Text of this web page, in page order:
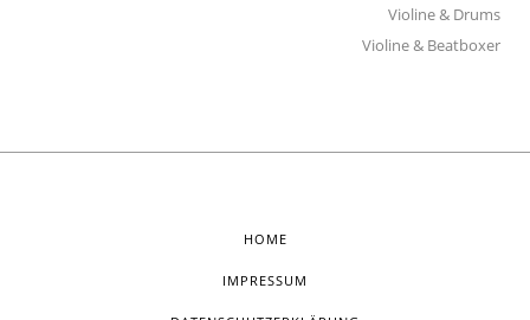
Violine & Drums
Violine & Beatboxer
HOME
IMPRESSUM